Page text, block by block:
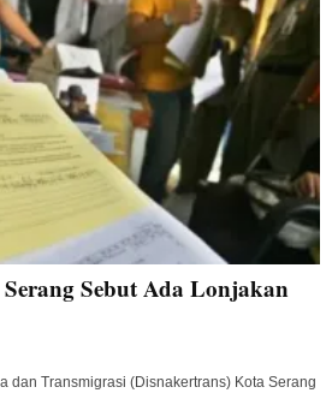
Sebut Ada Lonjakan
dan Transmigrasi (Disnakertrans) Kota Serang